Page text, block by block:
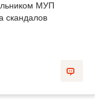
МУП
скандалов